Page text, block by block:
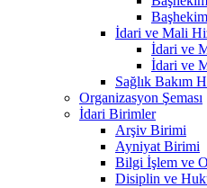
Başhekim
İdari ve Mali
İdari ve
İdari ve
Sağlık Bakım
Organizasyon Şeması
İdari Birimler
Arşiv Birimi
Ayniyat Birimi
Bilgi İşlem ve
Disiplin ve